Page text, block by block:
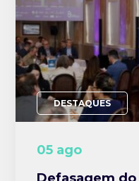
DESTAQUES
05 ago